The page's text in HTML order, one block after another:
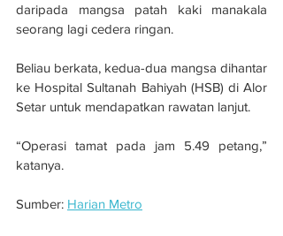
daripada mangsa patah kaki manakala
seorang lagi cedera ringan.
Beliau berkata, kedua-dua mangsa dihantar
ke Hospital Sultanah Bahiyah (HSB) di Alor
Setar untuk mendapatkan rawatan lanjut.
“Operasi tamat pada jam 5.49 petang,”
katanya.
Sumber: Harian Metro